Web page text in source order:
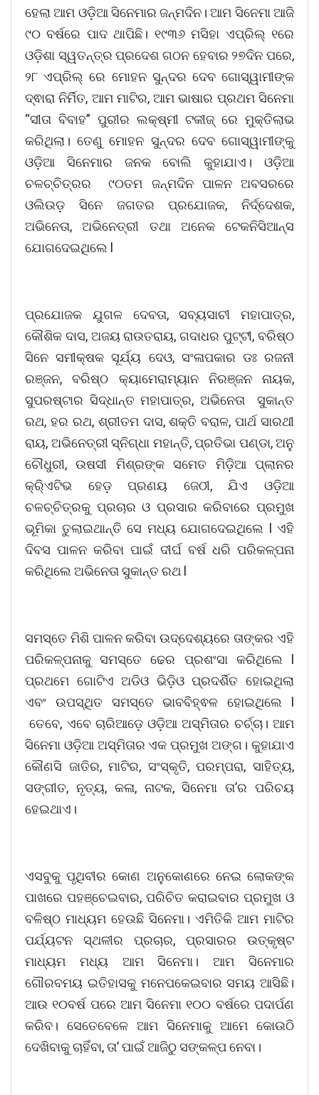
ହେଲା ଆମ ଓଡ଼ିଆ ସିନେମାର ଜନ୍ମଦିନ। ଆମ ସିନେମା ଆଜି
୯୦ ବର୍ଷରେ ପାଦ ଥାପିଛି। ୧୯୩୬ ମସିହା ଏପ୍ରିଲ୍ ୧ରେ
ଓଡ଼ିଶା ସ୍ୱତନ୍ତ୍ର ପ୍ରଦେଶ ଗଠନ ହେବାର ୨୭ଦିନ ପରେ,
୨୮ ଏପ୍ରିଲ୍ ରେ ମୋହନ ସୁନ୍ଦର ଦେବ ଗୋସ୍ୱାମୀଙ୍କ
ଦ୍ଵାରା ନିର୍ମିତ, ଆମ ମାଟିର, ଆମ ଭାଷାର ପ୍ରଥମ ସିନେମା
“ସୀତା ବିବାହ” ପୁରୀର ଲକ୍ଷ୍ମୀ ଟକୀଜ୍ ରେ ମୁକ୍ତିଲାଭ
କରିଥିଲା। ତେଣୁ ମୋହନ ସୁନ୍ଦର ଦେବ ଗୋସ୍ୱାମୀଙ୍କୁ
ଓଡ଼ିଆ ସିନେମାର ଜନକ ବୋଲି କୁହାଯାଏ। ଓଡ଼ିଆ
ଚଳଚ୍ଚିତ୍ରର ୯୦ତମ ଜନ୍ମଦିନ ପାଳନ ଅବସରରେ
ଓଲିଉଡ଼ ସିନେ ଜଗତର ପ୍ରଯୋଜକ, ନିର୍ଦ୍ଦେଶକ,
ଅଭିନେତା, ଅଭିନେତ୍ରୀ ତଥା ଅନେକ ଟେକନିସିଆନ୍ସ
ଯୋଗଦେଇଥିଲେ l
ପ୍ରଯୋଜକ ଯୁଗଳ ଦେବତା, ସବ୍ୟସାଚୀ ମହାପାତ୍ର,
କୌଶିକ ଦାସ, ଅଜୟ ରାଉତରାୟ, ଗଦାଧର ପୁଟ୍ଟୀ, ବରିଷ୍ଠ
ସିନେ ସମୀକ୍ଷକ ସୂର୍ଯ୍ୟ ଦେଓ, ସଂଳାପକାର ଡଃ ରଜନୀ
ରଞ୍ଜନ, ବରିଷ୍ଠ କ୍ୟାମେରାମ୍ୟାନ ନିରଞ୍ଜନ ନାୟକ,
ସୁପରଷ୍ଟାର ସିଦ୍ଧାନ୍ତ ମହାପାତ୍ର, ଅଭିନେତା ସୁକାନ୍ତ
ରଥ, ହର ରଥ, ଶ୍ରୀତମ ଦାସ, ଶକ୍ତି ବରାଳ, ପାର୍ଥ ସାରଥୀ
ରାୟ, ଅଭିନେତ୍ରୀ ସ୍ନିଗ୍ଧା ମହାନ୍ତି, ପ୍ରତିଭା ପଣ୍ଡା, ଅନୁ
ଚୌଧୁରୀ, ଉଷସୀ ମିଶ୍ରଙ୍କ ସମେତ ମିଡ଼ିଆ ପ୍ଲାନର
କ୍ରି୍ଏଟିଭ ହେଡ଼ ପ୍ରଣୟ ଜେଠୀ, ଯିଏ ଓଡ଼ିଆ
ଚଳଚ୍ଚିତ୍ରକୁ ପ୍ରଚାର ଓ ପ୍ରସାର କରିବାରେ ପ୍ରମୁଖ
ଭୂମିକା ତୁଲାଇଥାନ୍ତି ସେ ମଧ୍ୟ ଯୋଗଦେଇଥିଲେ l ଏହି
ଦିବସ ପାଳନ କରିବା ପାଇଁ ଦୀର୍ଘ ବର୍ଷ ଧରି ପରିକଳ୍ପନା
କରିଥିଲେ ଅଭିନେତା ସୁକାନ୍ତ ରଥ l
ସମସ୍ତେ ମିଶି ପାଳନ କରିବା ଉଦ୍ଦେଶ୍ୟରେ ତାଙ୍କର ଏହି
ପରିକଳ୍ପନାକୁ ସମସ୍ତେ ଢେର ପ୍ରଶଂସା କରିଥିଲେ l
ପ୍ରଥମେ ଗୋଟିଏ ଅଡିଓ ଭିଡ଼ିଓ ପ୍ରଦର୍ଶିତ ହୋଇଥିଲା
ଏବଂ ଉପସ୍ଥିତ ସମସ୍ତେ ଭାବବିହ୍ଵଳ ହୋଇଥିଲେ l
ତେବେ, ଏବେ ଚାରିଆଡ଼େ ଓଡ଼ିଆ ଅସ୍ମିତାର ଚର୍ଚ୍ଚା। ଆମ
ସିନେମା ଓଡ଼ିଆ ଅସ୍ମିତାର ଏକ ପ୍ରମୁଖ ଅଙ୍ଗ। କୁହାଯାଏ
କୌଣସି ଜାତିର, ମାଟିର, ସଂସ୍କୃତି, ପରମ୍ପରା, ସାହିତ୍ୟ,
ସଙ୍ଗୀତ, ନୃତ୍ୟ, କଳା, ନାଟକ, ସିନେମା ତା’ର ପରିଚୟ
ହେଇଥାଏ।
ଏସବୁକୁ ପୃଥିବୀର କୋଣ ଅନୁକୋଣରେ ନେଇ ଲୋକଙ୍କ
ପାଖରେ ପହଞ୍ଚେଇବାର, ପରିଚିତ କରାଇବାର ପ୍ରମୁଖ ଓ
ବଳିଷ୍ଠ ମାଧ୍ୟମ ହେଉଛି ସିନେମା। ଏମିତିକି ଆମ ମାଟିର
ପର୍ଯ୍ୟଟନ ସ୍ଥଳୀର ପ୍ରଚାର, ପ୍ରସାରର ଉତ୍କୃଷ୍ଟ
ମାଧ୍ୟମ ମଧ୍ୟ ଆମ ସିନେମା। ଆମ ସିନେମାର
ଗୌରବମୟ ଇତିହାସକୁ ମନେପକେଇବାର ସମୟ ଆସିଛି।
ଆଉ ୧୦ବର୍ଷ ପରେ ଆମ ସିନେମା ୧୦୦ ବର୍ଷରେ ପଦାର୍ପଣ
କରିବ। ସେତେବେଳେ ଆମ ସିନେମାକୁ ଆମେ କୋଉଠି
ଦେଖିବାକୁ ଚାହିଁବା, ତା’ ପାଇଁ ଆଜିଠୁ ସଙ୍କଳ୍ପ ନେବା।